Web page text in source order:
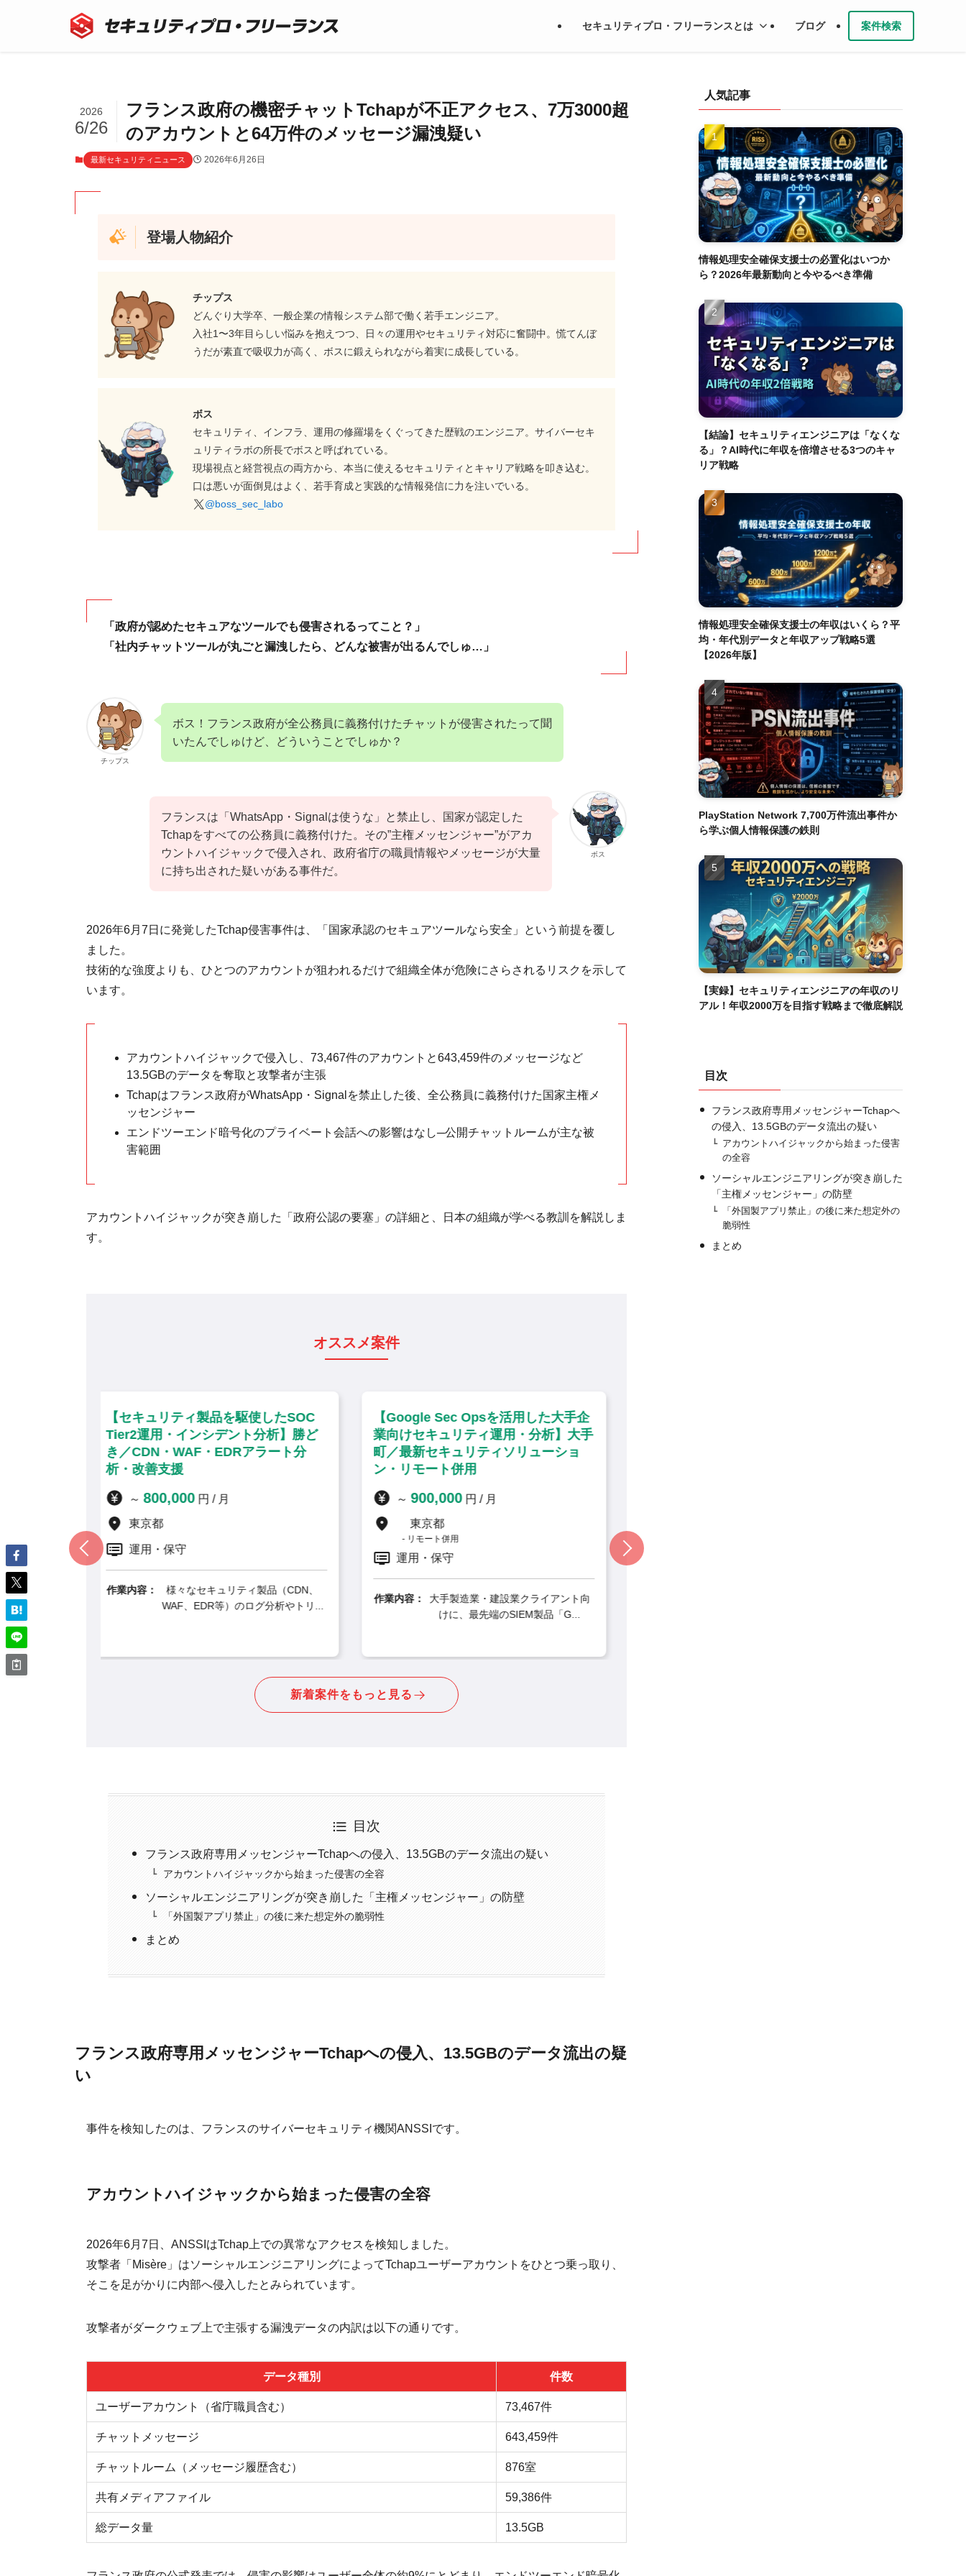
セキュリティプロ・フリーランスとは ブログ 案件検索
フランス政府の機密チャットTchapが不正アクセス、7万3000超
のアカウントと64万件のメッセージ漏洩疑い
2026
6/26
最新セキュリティニュース 2026年6月26日
登場人物紹介
チップス
どんぐり大学卒、一般企業の情報システム部で働く若手エンジニア。
入社1〜3年目らしい悩みを抱えつつ、日々の運用やセキュリティ対応に奮闘中。慌てんぼ
うだが素直で吸収力が高く、ボスに鍛えられながら着実に成長している。
ボス
セキュリティ、インフラ、運用の修羅場をくぐってきた歴戦のエンジニア。サイバーセキ
ュリティラボの所長でボスと呼ばれている。
現場視点と経営視点の両方から、本当に使えるセキュリティとキャリア戦略を叩き込む。
口は悪いが面倒見はよく、若手育成と実践的な情報発信に力を注いでいる。
@boss_sec_labo
「政府が認めたセキュアなツールでも侵害されるってこと？」
「社内チャットツールが丸ごと漏洩したら、どんな被害が出るんでしゅ…」
チップス
ボス！フランス政府が全公務員に義務付けたチャットが侵害されたって聞
いたんでしゅけど、どういうことでしゅか？
ボス
フランスは「WhatsApp・Signalは使うな」と禁止し、国家が認定した
Tchapをすべての公務員に義務付けた。その”主権メッセンジャー”がアカ
ウントハイジャックで侵入され、政府省庁の職員情報やメッセージが大量
に持ち出された疑いがある事件だ。
2026年6月7日に発覚したTchap侵害事件は、「国家承認のセキュアツールなら安全」という前提を覆し
ました。
技術的な強度よりも、ひとつのアカウントが狙われるだけで組織全体が危険にさらされるリスクを示して
います。
アカウントハイジャックで侵入し、73,467件のアカウントと643,459件のメッセージなど
13.5GBのデータを奪取と攻撃者が主張
Tchapはフランス政府がWhatsApp・Signalを禁止した後、全公務員に義務付けた国家主権メ
ッセンジャー
エンドツーエンド暗号化のプライベート会話への影響はなし─公開チャットルームが主な被
害範囲
アカウントハイジャックが突き崩した「政府公認の要塞」の詳細と、日本の組織が学べる教訓を解説しま
す。
オススメ案件
ィ製品を駆使したSOC
ンシデント分析】勝ど
・EDRアラート分
なセキュリティ製品（CDN、
、EDR等）のログ分析やトリ...
【Google Sec Opsを活用した大手企
業向けセキュリティ運用・分析】大手
町／最新セキュリティソリューショ
～
作業内容：
大手製造業・建設業クライアント向
けに、最先端のSIEM製品「G...
【ISO27001準拠のセキュリティ施策
推進・アドバイザリ】海浜幕張／週2
リモート併用・PMO
要件定義, 運用・保守, PMO
作業内容： 大手企業のセキュリティ体制を強化
するため、ISO/IEC27001に...
新着案件をもっと見る
目次
フランス政府専用メッセンジャーTchapへの侵入、13.5GBのデータ流出の疑い
アカウントハイジャックから始まった侵害の全容
ソーシャルエンジニアリングが突き崩した「主権メッセンジャー」の防壁
「外国製アプリ禁止」の後に来た想定外の脆弱性
まとめ
フランス政府専用メッセンジャーTchapへの侵入、13.5GBのデータ流出の疑
い
事件を検知したのは、フランスのサイバーセキュリティ機関ANSSIです。
アカウントハイジャックから始まった侵害の全容
2026年6月7日、ANSSIはTchap上での異常なアクセスを検知しました。
攻撃者「Misère」はソーシャルエンジニアリングによってTchapユーザーアカウントをひとつ乗っ取り、
そこを足がかりに内部へ侵入したとみられています。
攻撃者がダークウェブ上で主張する漏洩データの内訳は以下の通りです。
データ種別 件数
ユーザーアカウント（省庁職員含む） 73,467件
チャットメッセージ 643,459件
チャットルーム（メッセージ履歴含む） 876室
共有メディアファイル 59,386件
総データ量 13.5GB
人気記事
情報処理安全確保支援士の必置化はいつか
ら？2026年最新動向と今やるべき準備
【結論】セキュリティエンジニアは「なくな
る」？AI時代に年収を倍増させる3つのキャ
リア戦略
情報処理安全確保支援士の年収はいくら？平
均・年代別データと年収アップ戦略5選
【2026年版】
PlayStation Network 7,700万件流出事件か
ら学ぶ個人情報保護の鉄則
【実録】セキュリティエンジニアの年収のリ
アル！年収2000万を目指す戦略まで徹底解説
目次
フランス政府専用メッセンジャーTchapへ
の侵入、13.5GBのデータ流出の疑い
アカウントハイジャックから始まった侵害
の全容
ソーシャルエンジニアリングが突き崩した
「主権メッセンジャー」の防壁
「外国製アプリ禁止」の後に来た想定外の
脆弱性
まとめ